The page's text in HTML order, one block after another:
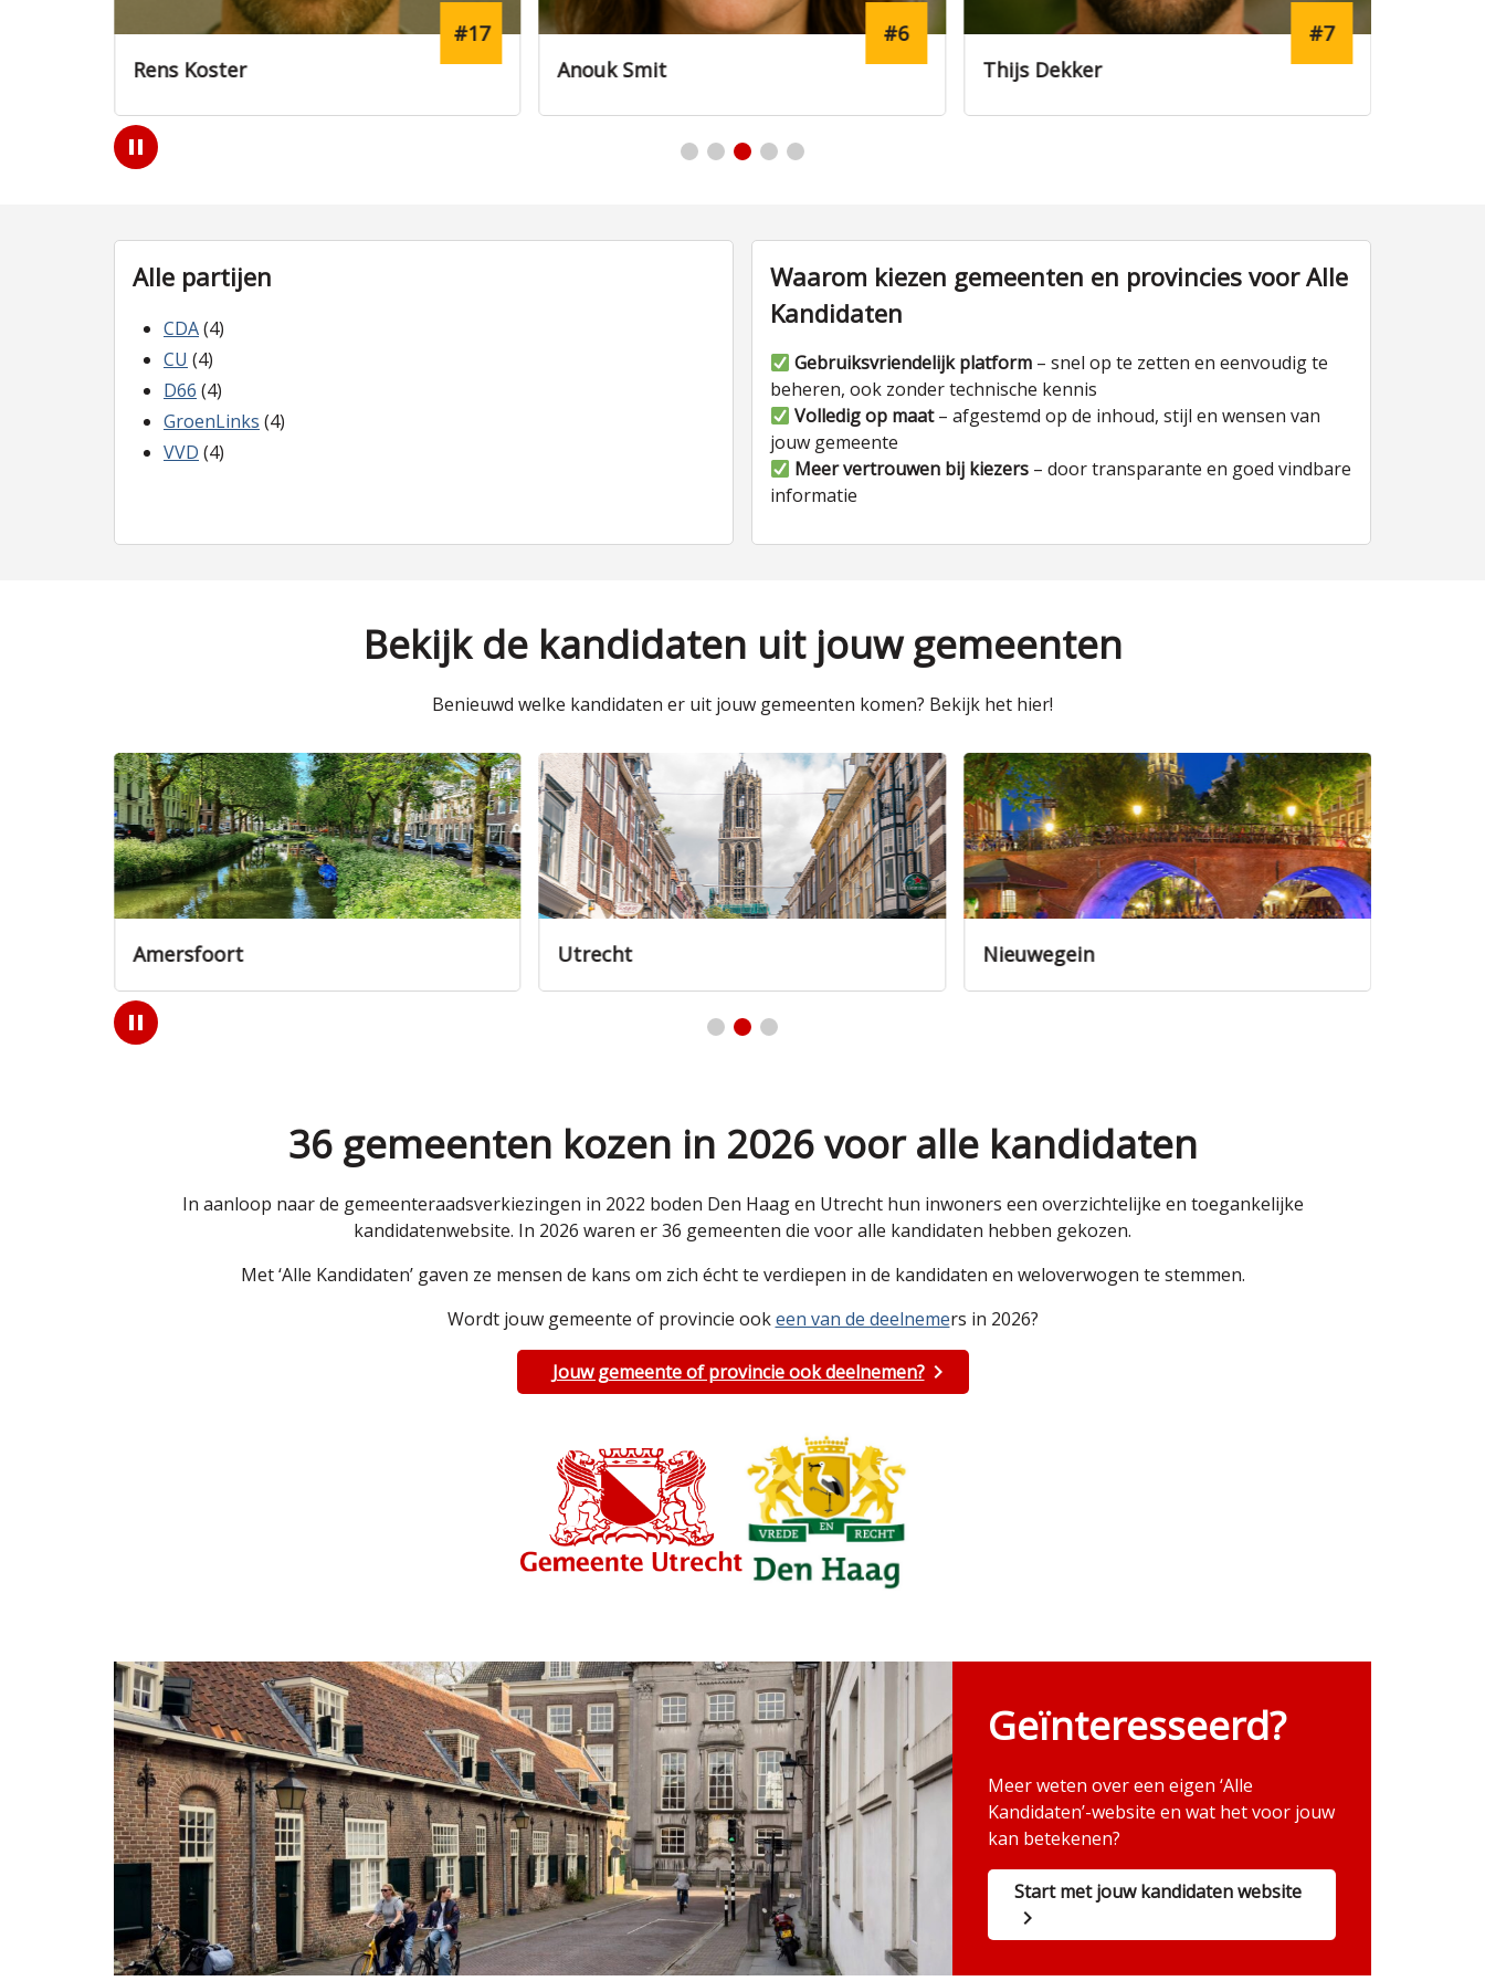
Anouk Smit
#6
Thijs Dekker
#7
Laura Dijkstra
#16
Play
/
Alle partijen
CDA(4)
CU (4)
D66 (4)
GroenLinks (4)
VVD (4)
Waarom kiezen gemeenten en provincies voor Alle
Kandidaten
Gebruiksvriendelijk platform – snel op te zetten en eenvoudig te
beheren, ook zonder technische kennis
Volledig op maat– afgestemd op de inhoud, stijl en wensen van
jouw gemeente
Meer vertrouwen bij kiezers – door transparante en goed vindbare
informatie
Bekijk de kandidaten uit jouw gemeenten
Benieuwd welke kandidaten er uit jouw gemeenten komen? Bekijk het hier!
Utrecht Nieuwegein Veenendaal
Play
/
36 gemeenten kozen in 2026 voor alle kandidaten
In aanloop naar de gemeenteraadsverkiezingen in 2022 boden Den Haag en Utrecht hun inwoners een overzichtelijke en toegankelijke
kandidatenwebsite. In 2026 waren er 36 gemeenten die voor alle kandidaten hebben gekozen.
Met ‘Alle Kandidaten’ gaven ze mensen de kans om zich écht te verdiepen in de kandidaten en weloverwogen te stemmen.
Wordt jouw gemeente of provincie ookeen van de deelnemers in 2026?
Jouw gemeente of provincie ook deelnemen?
Geïnteresseerd?
Meer weten over een eigen ‘Alle
Kandidaten’-website en wat het voor jouw
kan betekenen?
Start met jouw kandidaten website